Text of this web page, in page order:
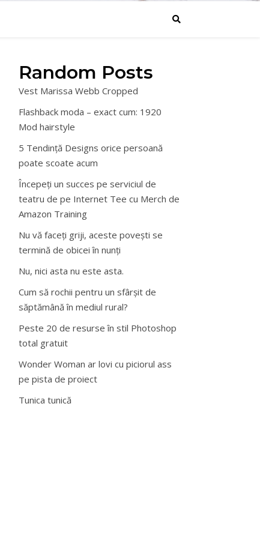
Random Posts
Vest Marissa Webb Cropped
Flashback moda – exact cum: 1920
Mod hairstyle
5 Tendință Designs orice persoană
poate scoate acum
Începeți un succes pe serviciul de
teatru de pe Internet Tee cu Merch de
Amazon Training
Nu vă faceți griji, aceste povești se
termină de obicei în nunți
Nu, nici asta nu este asta.
Cum să rochii pentru un sfârșit de
săptămână în mediul rural?
Peste 20 de resurse în stil Photoshop
total gratuit
Wonder Woman ar lovi cu piciorul ass
pe pista de proiect
Tunica tunică